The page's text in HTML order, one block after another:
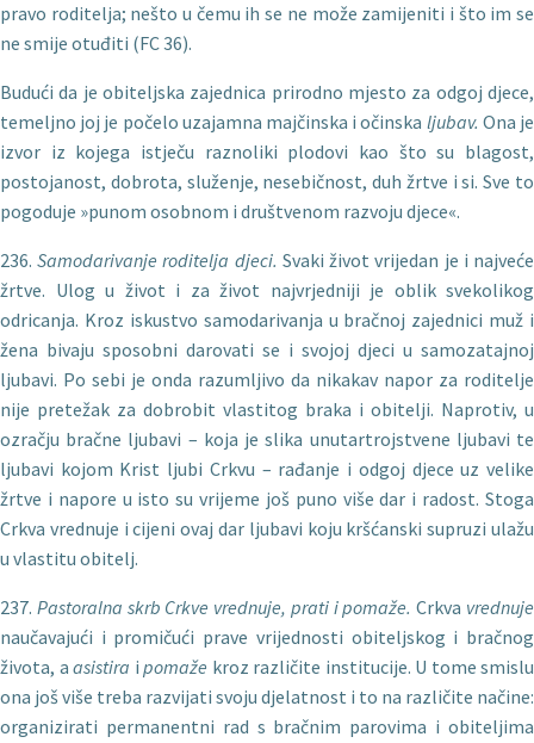
pravo roditelja; nešto u čemu ih se ne može zamijeniti i što im se
ne smije otuđiti (FC 36).
Budući da je obiteljska zajednica prirodno mjesto za odgoj djece,
temeljno joj je počelo uzajamna majčinska i očinska ljubav. Ona je
izvor iz kojega istječu raznoliki plodovi kao što su blagost,
postojanost, dobrota, služenje, nesebičnost, duh žrtve i si. Sve to
pogoduje »punom osobnom i društvenom razvoju djece«.
236.Samodarivanje roditelja djeci. Svaki život vrijedan je i najveće
žrtve. Ulog u život i za život najvrjedniji je oblik svekolikog
odricanja. Kroz iskustvo samodarivanja u bračnoj zajednici muž i
žena bivaju sposobni darovati se i svojoj djeci u samozatajnoj
ljubavi. Po sebi je onda razumljivo da nikakav napor za roditelje
nije pretežak za dobrobit vlastitog braka i obitelji. Naprotiv, u
ozračju bračne ljubavi – koja je slika unutartrojstvene ljubavi te
ljubavi kojom Krist ljubi Crkvu – rađanje i odgoj djece uz velike
žrtve i napore u isto su vrijeme još puno više dar i radost. Stoga
Crkva vrednuje i cijeni ovaj dar ljubavi koju kršćanski supruzi ulažu
u vlastitu obitelj.
237. Pastoralna skrb Crkve vrednuje, prati i pomaže.Crkva vred­nuje
naučavajući i promičući prave vrijednosti obiteljskog i bračnog
života, a asistira i pomaže kroz različite institucije. U tome smislu
ona još više treba razvijati svoju djelatnost i to na različite načine:
organizirati permanentni rad s bračnim parovima i obiteljima